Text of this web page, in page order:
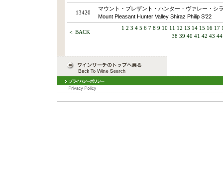
13420
マウント・プレザント・ハンター・ヴァレー・シ
Mount Pleasant Hunter Valley Shiraz Philip S'22
＜ BACK
1 2 3 4 5 6 7 8 9 10 11 12 13 14 15 16 17
38 39 40 41 42 43 44